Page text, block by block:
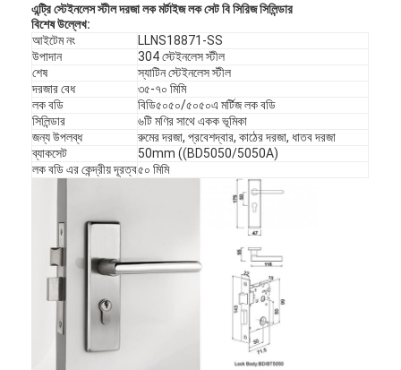
এন্ট্রি স্টেইনলেস স্টীল দরজা লক মর্টাইজ লক সেট বি সিরিজ সিলিন্ডার
বিশেষ উল্লেখ:
আইটেম নং
LLNS18871-SS
উপাদান
304 স্টেইনলেস স্টীল
শেষ
স্যাটিন স্টেইনলেস স্টীল
দরজার বেধ
৩৫-৭০ মিমি
লক বডি
বিডি৫০৫০/৫০৫০এ মর্টিজ লক বডি
সিলিন্ডার
৬টি মণির সাথে একক ভূমিকা
জন্য উপলব্ধ
রুমের দরজা, প্রবেশদ্বার, কাঠের দরজা, ধাতব দরজা
ব্যাকসেট
50mm ((BD5050/5050A)
লক বডি এর কেন্দ্রীয় দূরত্ব৫০ মিমি